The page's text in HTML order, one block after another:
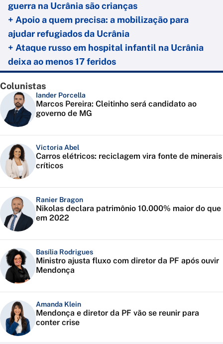
guerra na Ucrânia são crianças
+ Apoio a quem precisa: a mobilização para
ajudar refugiados da Ucrânia
+ Ataque russo em hospital infantil na Ucrânia
deixa ao menos 17 feridos
Colunistas
Iander Porcella
Marcos Pereira: Cleitinho será candidato ao
governo de MG
Victoria Abel
Carros elétricos: reciclagem vira fonte de minerais
críticos
Ranier Bragon
Nikolas declara patrimônio 10.000% maior do que
em 2022
Basília Rodrigues
Ministro ajusta fluxo com diretor da PF após ouvir
Mendonça
Amanda Klein
Mendonça e diretor da PF vão se reunir para
conter crise